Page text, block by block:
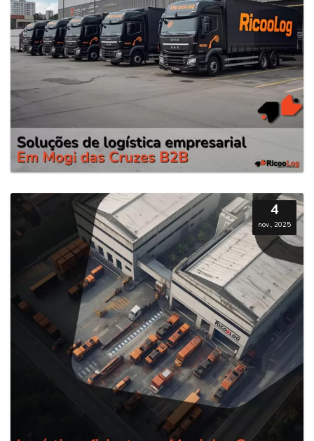
4
nov., 2025